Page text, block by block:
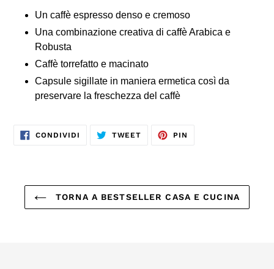
Un caffè espresso denso e cremoso
Una combinazione creativa di caffè Arabica e
Robusta
Caffè torrefatto e macinato
Capsule sigillate in maniera ermetica così da
preservare la freschezza del caffè
CONDIVIDI CONDIVIDITWEET TWITTA PIN
TORNA A BESTSELLER CASA E CUCINA